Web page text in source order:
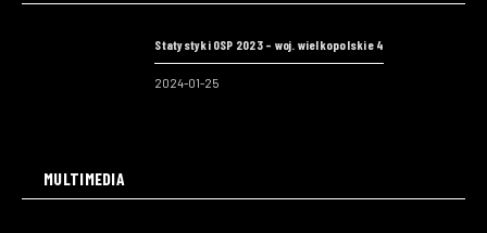
Statystyki OSP 2023 – woj. wielkopolskie 4
2024-01-25
MULTIMEDIA